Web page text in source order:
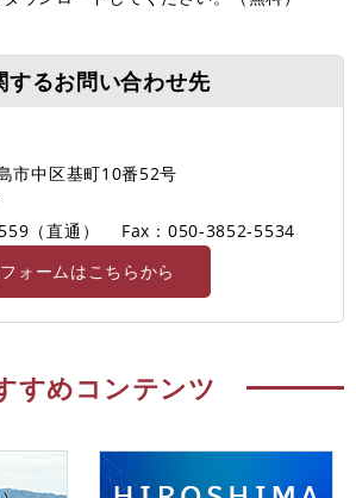
するお問い合わせ先
市中区基町10番52号
（直通）
Fax：050-3852-5534
ォームはこちらから
すめコンテンツ